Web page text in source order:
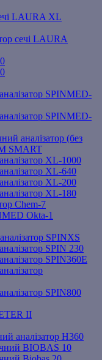
LAURA XL
сечі LAURA
SPINMED-
SPINMED-
аналізатор (без
SMART
XL-1000
XL-640
XL-200
XL-180
Chem-7
Okta-1
SPINXS
SPIN 230
SPIN360E
SPIN800
ІІ
аналізатор Н360
BIOBAS 10